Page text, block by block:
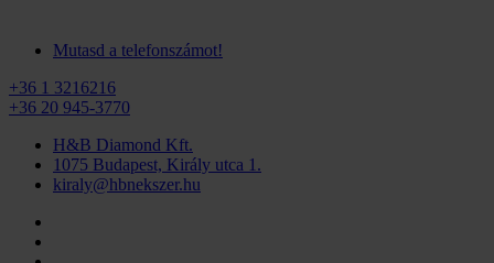
Mutasd a telefonszámot!
+36 1 3216216
+36 20 945-3770
H&B Diamond Kft.
1075 Budapest, Király utca 1.
kiraly@hbnekszer.hu